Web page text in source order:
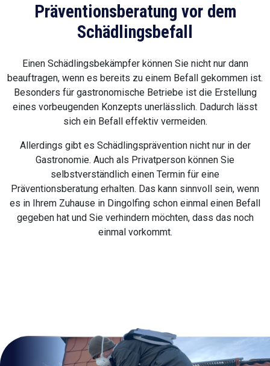
Präventionsberatung vor dem
Schädlingsbefall
Einen Schädlingsbekämpfer können Sie nicht nur dann
beauftragen, wenn es bereits zu einem Befall gekommen ist.
Besonders für gastronomische Betriebe ist die Erstellung
eines vorbeugenden Konzepts unerlässlich. Dadurch lässt
sich ein Befall effektiv vermeiden.
Allerdings gibt es Schädlingsprävention nicht nur in der
Gastronomie. Auch als Privatperson können Sie
selbstverständlich einen Termin für eine
Präventionsberatung erhalten. Das kann sinnvoll sein, wenn
es in Ihrem Zuhause in Dingolfing schon einmal einen Befall
gegeben hat und Sie verhindern möchten, dass das noch
einmal vorkommt.